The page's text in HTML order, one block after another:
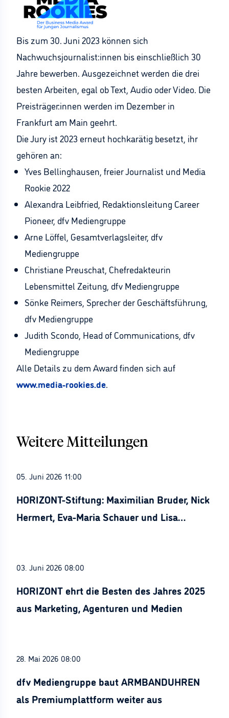
Bis zum 30. Juni 2023 können sich
Nachwuchsjournalist:innen bis einschließlich 30
Jahre bewerben. Ausgezeichnet werden die drei
besten Arbeiten, egal ob Text, Audio oder Video. Die
Preisträger:innen werden im Dezember in
Frankfurt am Main geehrt.
Die Jury ist 2023 erneut hochkarätig besetzt, ihr
gehören an:
Yves Bellinghausen, freier Journalist und Media
Rookie 2022
Alexandra Leibfried, Redaktionsleitung Career
Pioneer, dfv Mediengruppe
Arne Löffel, Gesamtverlagsleiter, dfv
Mediengruppe
Christiane Preuschat, Chefredakteurin
Lebensmittel Zeitung, dfv Mediengruppe
Sönke Reimers, Sprecher der Geschäftsführung,
dfv Mediengruppe
Judith Scondo, Head of Communications, dfv
Mediengruppe
Alle Details zu dem Award finden sich auf
www.media-rookies.de.
Weitere Mitteilungen
05. Juni 2026 11:00
HORIZONT-Stiftung: Maximilian Bruder, Nick
Hermert, Eva-Maria Schauer und Lisa
03. Juni 2026 08:00
HORIZONT ehrt die Besten des Jahres 2025
aus Marketing, Agenturen und Medien
28. Mai 2026 08:00
dfv Mediengruppe baut ARMBANDUHREN
als Premiumplattform weiter aus